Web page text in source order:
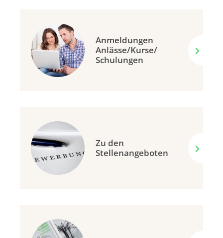
Anmeldungen
Anlässe/Kurse/
Schulungen
Zu den
Stellenangeboten